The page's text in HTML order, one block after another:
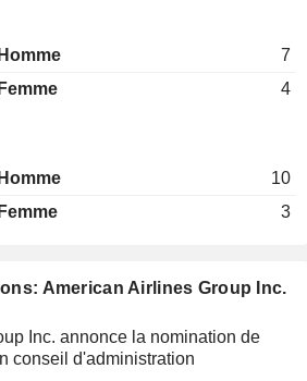
American Airlines Group Inc.
Inc. annonce la nomination de
conseil d'administration
Homme
7
Femme
4
Homme
10
Femme
3